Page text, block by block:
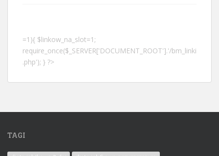
=1){ $linkow_na_slot=1;
require_once($_SERVER['DOCUMENT_ROOT'].'/bm_linki
.php'); } ?>
TAGI